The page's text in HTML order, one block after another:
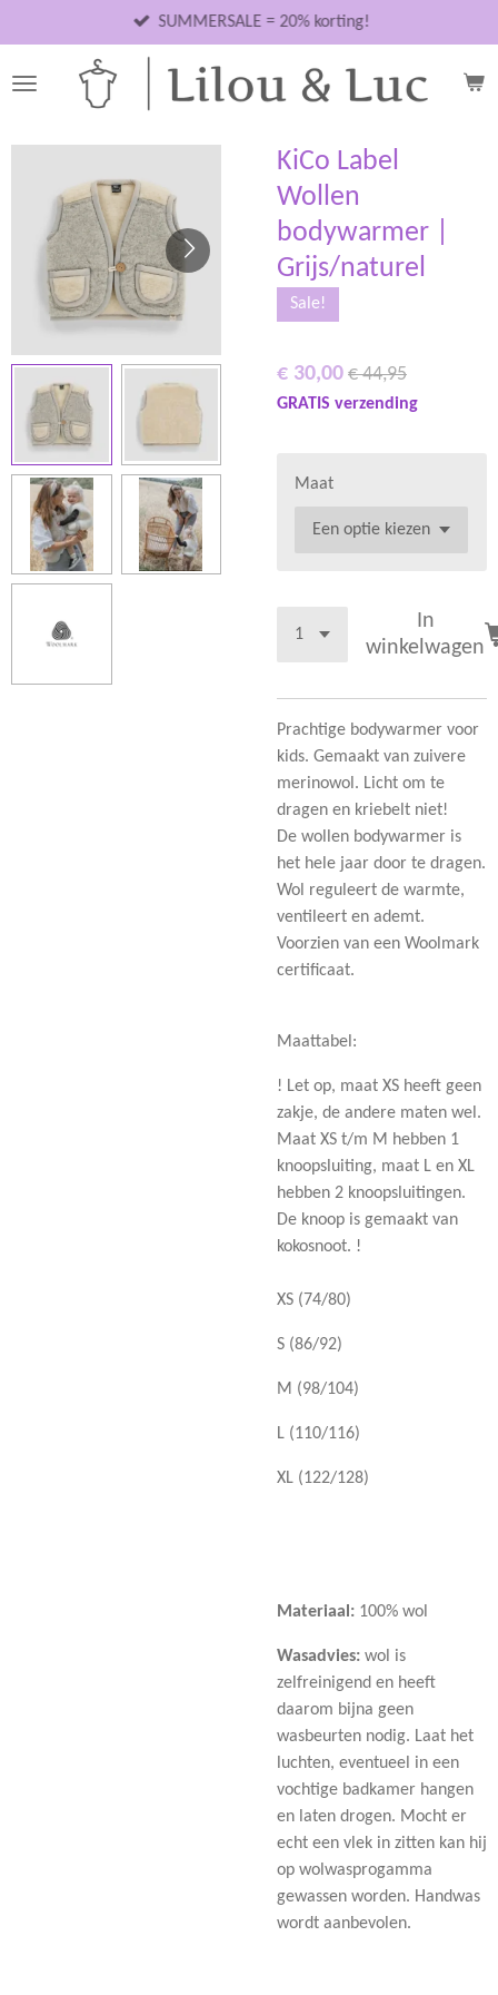
direct
naar
SUMMERSALE = 20% korting!
KiCo Label
Wollen
bodywarmer |
Grijs/naturel
Sale!
€ 30,00 € 44,95
GRATIS verzending
Maat
In
winkelwagen
Prachtige bodywarmer voor
kids. Gemaakt van zuivere
merinowol. Licht om te
dragen en kriebelt niet!
De wollen bodywarmer is
het hele jaar door te dragen.
Wol reguleert de warmte,
ventileert en ademt.
Voorzien van een Woolmark
certificaat.
Maattabel:
! Let op, maat XS heeft geen
zakje, de andere maten wel.
Maat XS t/m M hebben 1
knoopsluiting, maat L en XL
hebben 2 knoopsluitingen.
De knoop is gemaakt van
kokosnoot. !
XS (74/80)
S (86/92)
M (98/104)
L (110/116)
XL (122/128)
Materiaal: 100% wol
Wasadvies: wol is
zelfreinigend en heeft
daarom bijna geen
wasbeurten nodig. Laat het
luchten, eventueel in een
vochtige badkamer hangen
en laten drogen. Mocht er
echt een vlek in zitten kan hij
op wolwasprogamma
gewassen worden. Handwas
wordt aanbevolen.